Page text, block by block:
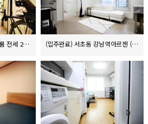
(계약완료) 유진빌라 (투룸 전세 2.1억) (입주완료) 서초동 강남역아르젠 (원룸원거실 단기렌트 300/140)